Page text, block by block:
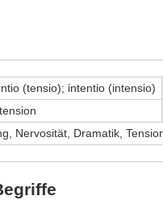
(tensio); intentio (intensio)
Nervosität, Dramatik,